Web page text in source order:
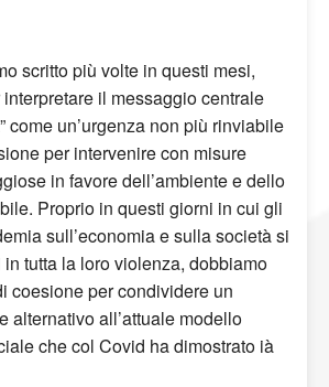
scritto più volte in questi mesi,
il messaggio centrale
come un’urgenza non più rinviabile
per intervenire con misure
in favore dell’ambiente e dello
Proprio in questi giorni in cui gli
sull’economia e sulla società si
tutta la loro violenza, dobbiamo
coesione per condividere un
alternativo all’attuale modello
che col Covid ha dimostrato ià